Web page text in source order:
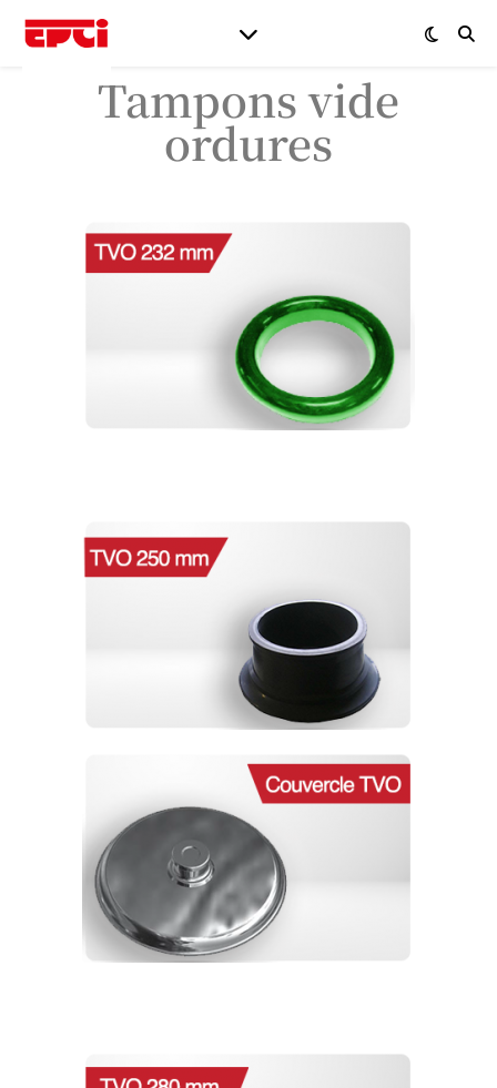
Tampons vide
ordures